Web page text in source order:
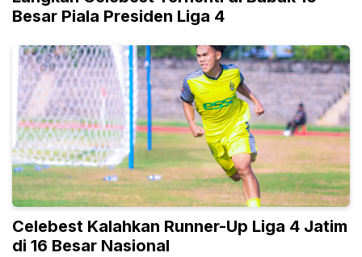
Besar Piala Presiden Liga 4
Celebest Kalahkan Runner-Up Liga 4 Jatim
di 16 Besar Nasional